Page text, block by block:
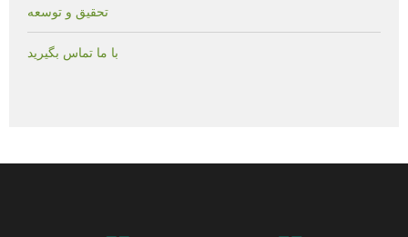
تحقیق و توسعه
با ما تماس بگیرید